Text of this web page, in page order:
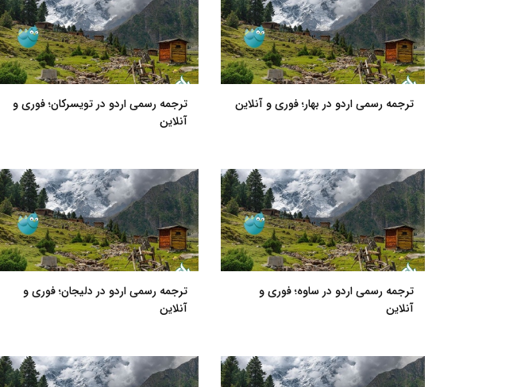
ترجمه رسمی اردو در بهار؛ فوری و آنلاین
ترجمه رسمی اردو در تویسرکان؛ فوری و
آنلاین
ترجمه رسمی اردو در ساوه؛ فوری و
آنلاین
ترجمه رسمی اردو در دلیجان؛ فوری و
آنلاین